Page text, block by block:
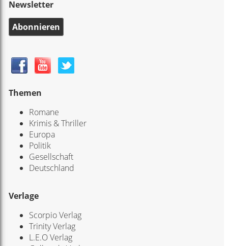
Newsletter
Abonnieren
Themen
Romane
Krimis & Thriller
Europa
Politik
Gesellschaft
Deutschland
Verlage
Scorpio Verlag
Trinity Verlag
L.E.O Verlag